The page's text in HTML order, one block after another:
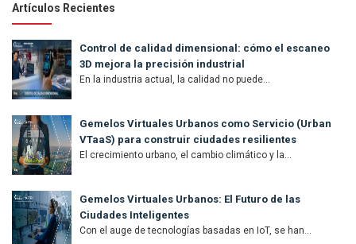
Artículos Recientes
Control de calidad dimensional: cómo el escaneo
3D mejora la precisión industrial
En la industria actual, la calidad no puede...
Gemelos Virtuales Urbanos como Servicio (Urban
VTaaS) para construir ciudades resilientes
El crecimiento urbano, el cambio climático y la...
Gemelos Virtuales Urbanos: El Futuro de las
Ciudades Inteligentes
Con el auge de tecnologías basadas en IoT, se han...